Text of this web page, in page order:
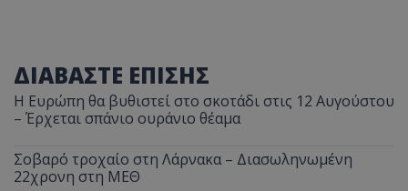
ΔΙΑΒΑΣΤΕ ΕΠΙΣΗΣ
Η Ευρώπη θα βυθιστεί στο σκοτάδι στις 12 Αυγούστου
– Έρχεται σπάνιο ουράνιο θέαμα
Σοβαρό τροχαίο στη Λάρνακα – Διασωληνωμένη
22χρονη στη ΜΕΘ